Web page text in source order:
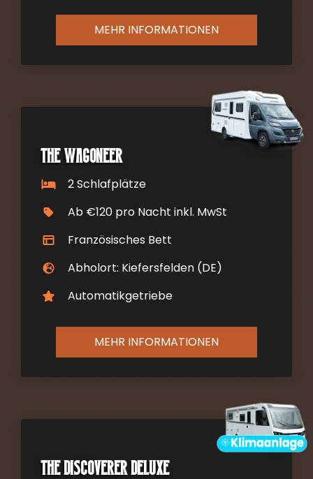
MEHR INFORMATIONEN
The Wagoneer
2 Schlafplätze
Ab €120 pro Nacht inkl. MwSt
Französisches Bett
Abholort: Kiefersfelden (DE)
Automatikgetriebe
MEHR INFORMATIONEN
The Discoverer DELUXE